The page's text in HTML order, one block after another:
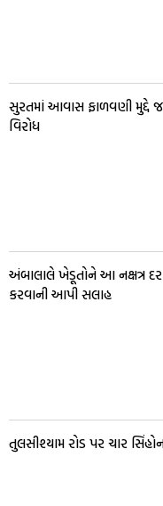
સુરતમાં આવાસ ફાળવણી મુદ્દે
વિરોધ
અંબાલાલે ખેડૂતોને આ નક્ષત્ર
કરવાની આપી સલાહ
તુલસીશ્યામ રોડ પર ચાર